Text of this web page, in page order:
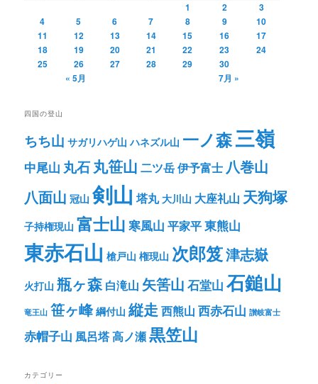
1
2
3
4
5 6 7 8 9
10
11
12 13 14 15 16
17
18
19 20 21 22 23
24
25
26 27 28 29
30
« 5月
7月 »
四国の登山
ちち山 サガリハゲ山 ハネズル山 一ノ森三嶺
中尾山 丸石丸笹山 二ツ岳伊予富士 八巻山
八面山 冠山 剣山 塔丸 大川山 大座礼山 天狗塚
子持権現山 富士山 寒風山 平家平東熊山
東赤石山 槍戸山 権現山 次郎笈津志嶽
火打山 瓶ヶ森 白滝山 矢筈山 石堂山 石鎚山
竜王山 笹ヶ峰 綱付山 縦走 西熊山 西赤石山 讃岐富士
赤帽子山 風呂塔高ノ瀬黒笠山
カテゴリー